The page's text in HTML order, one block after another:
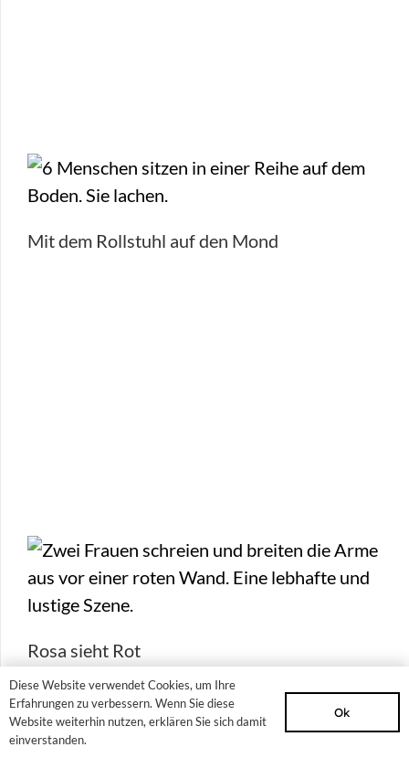
Mit dem Rollstuhl auf den Mond
Rosa sieht Rot
Diese Website verwendet Cookies, um Ihre
Erfahrungen zu verbessern. Wenn Sie diese
Website weiterhin nutzen, erklären Sie sich damit
einverstanden.
Ok